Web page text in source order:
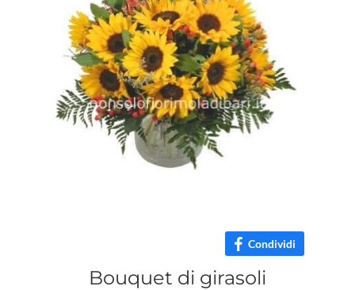
Condividi
Bouquet di girasoli